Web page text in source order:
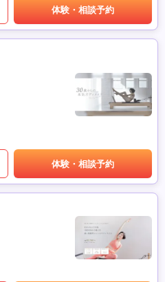
体験・相談予約
体験・相談予約